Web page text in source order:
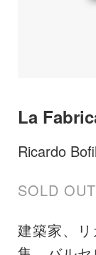
La
Ricardo
SOLD OUT
建築家、